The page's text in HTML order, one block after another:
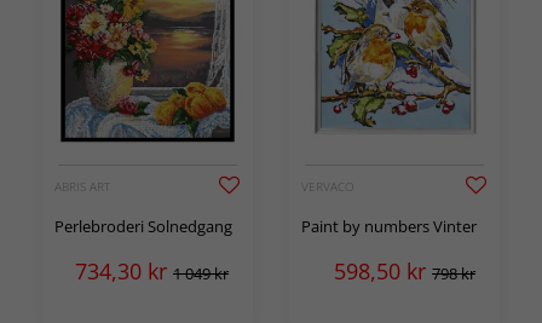
ABRIS ART
Perlebroderi Solnedgang
734,30 kr 1 049 kr
VERVACO
Paint by numbers Vinter
598,50 kr 798 kr